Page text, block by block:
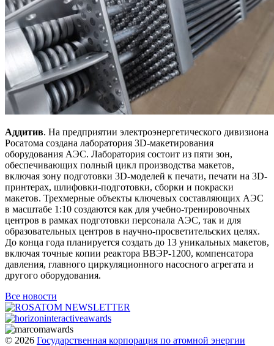
Аддитив. На предприятии электроэнергетического дивизиона
Росатома создана лаборатория 3D-макетирования
оборудования АЭС. Лаборатория состоит из пяти зон,
обеспечивающих полный цикл производства макетов,
включая зону подготовки 3D-моделей к печати, печати на 3D-
принтерах, шлифовки-подготовки, сборки и покраски
макетов. Трехмерные объекты ключевых составляющих АЭС
в масштабе 1:10 создаются как для учебно-тренировочных
центров в рамках подготовки персонала АЭС, так и для
образовательных центров в научно-просветительских целях.
До конца года планируется создать до 13 уникальных макетов,
включая точные копии реактора ВВЭР-1200, компенсатора
давления, главного циркуляционного насосного агрегата и
другого оборудования.
Все новости
© 2026 Государственная корпорация по атомной энергии